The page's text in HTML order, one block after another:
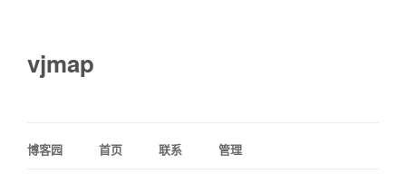
vjmap
博客园 首页 联系 管理